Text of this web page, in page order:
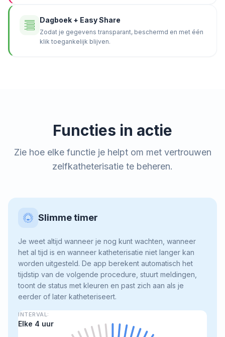
Dagboek + Easy Share
Zodat je gegevens transparant, beschermd en met één
klik toegankelijk blijven.
Functies in actie
Zie hoe elke functie je helpt om met vertrouwen
zelfkatheterisatie te beheren.
Slimme timer
Je weet altijd wanneer je nog kunt wachten, wanneer
het al tijd is en wanneer katheterisatie niet langer kan
worden uitgesteld. De app berekent automatisch het
tijdstip van de volgende procedure, stuurt meldingen,
toont de status met kleuren en past zich aan als je
eerder of later katheteriseert.
INTERVAL:
Elke 4 uur